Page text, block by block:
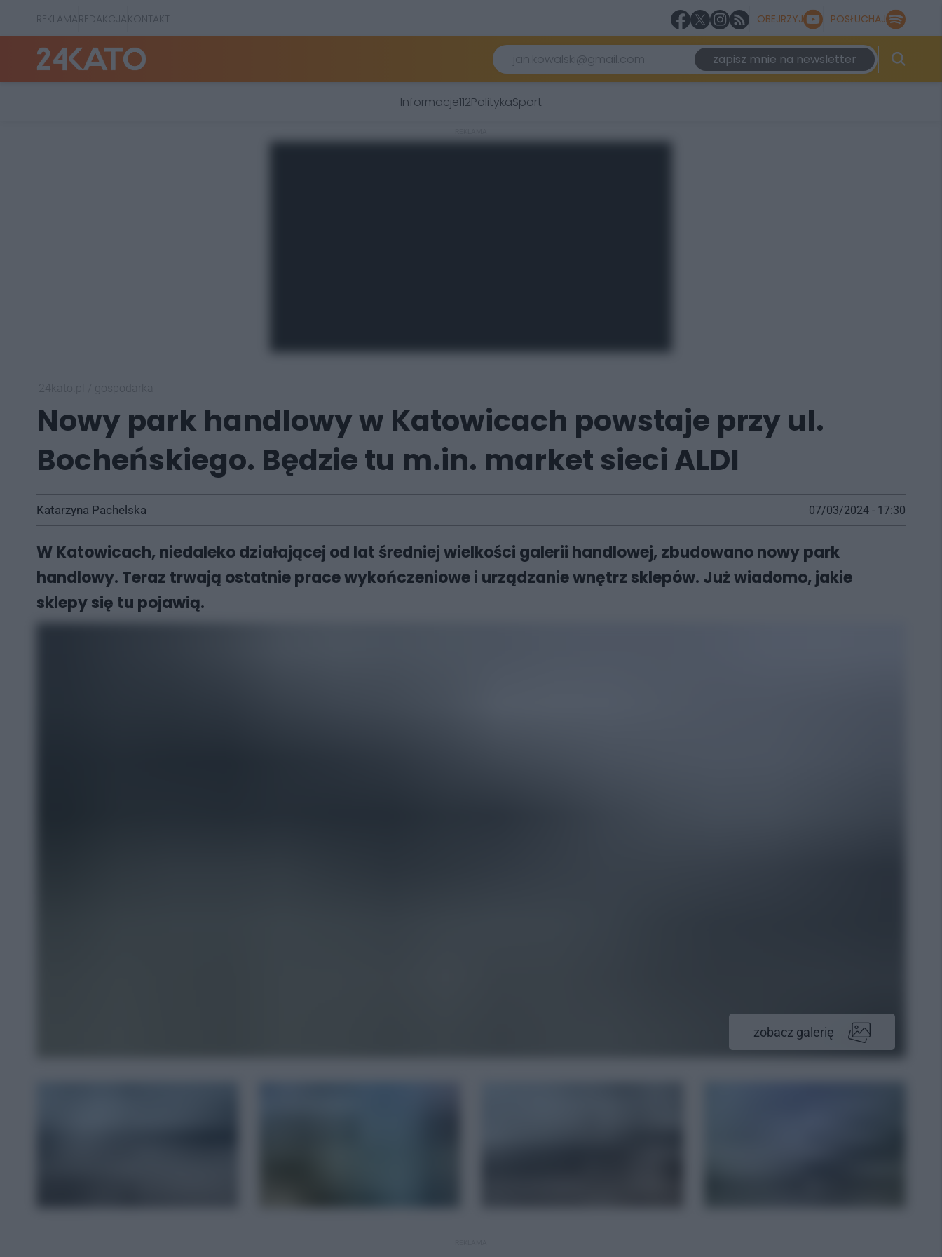
REKLAMAREDAKCJAKONTAKT OBEJRZYJ POSŁUCHAJ
zapisz mnie na newsletter
Informacje112PolitykaSport
Nowy park handlowy w Katowicach powstaje przy ul.
Bocheńskiego. Będzie tu m.in. market sieci ALDI
Katarzyna Pachelska 07/03/2024 - 17:30
W Katowicach, niedaleko działającej od lat średniej wielkości galerii handlowej, zbudowano nowy park
handlowy. Teraz trwają ostatnie prace wykończeniowe i urządzanie wnętrz sklepów. Już wiadomo, jakie
sklepy się tu pojawią.
zobacz galerię